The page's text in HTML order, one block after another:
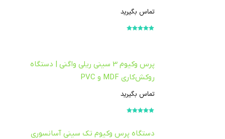
تماس بگیرید
پرس وکیوم 3 سینی ریلی واگنی | دستگاه
روکش‌کاری MDF و PVC
تماس بگیرید
دستگاه پرس وکیوم تک سینی آسانسوری